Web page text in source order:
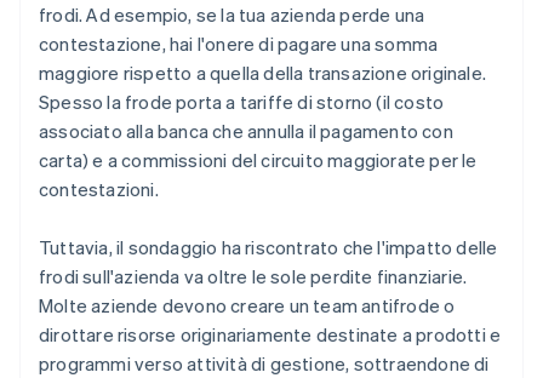
frodi. Ad esempio, se la tua azienda perde una
contestazione, hai l'onere di pagare una somma
maggiore rispetto a quella della transazione originale.
Spesso la frode porta a tariffe di storno (il costo
associato alla banca che annulla il pagamento con
carta) e a commissioni del circuito maggiorate per le
contestazioni.
Tuttavia, il sondaggio ha riscontrato che l'impatto delle
frodi sull'azienda va oltre le sole perdite finanziarie.
Molte aziende devono creare un team antifrode o
dirottare risorse originariamente destinate a prodotti e
programmi verso attività di gestione, sottraendone di